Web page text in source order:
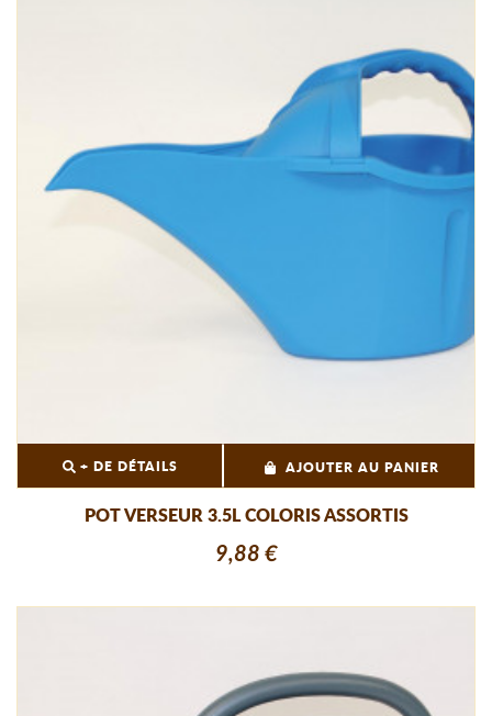
+ DE DÉTAILS AJOUTER AU PANIER
POT VERSEUR 3.5L COLORIS ASSORTIS
9,88 €